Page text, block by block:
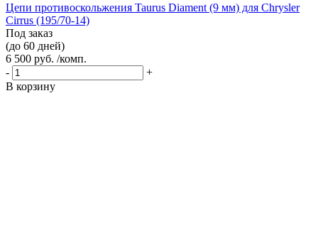
Цепи противоскольжения Taurus Diament (9 мм) для Chrysler
Cirrus (195/70-14)
Под заказ
(до 60 дней)
6 500 руб. /комп.
-
+
В корзину